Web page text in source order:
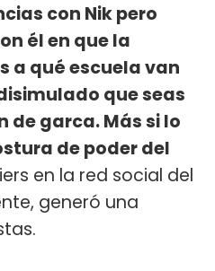
con Nik pero
él en que la
a qué escuela van
que seas
de garca. Más si lo
de poder del
en la red social del
generó una